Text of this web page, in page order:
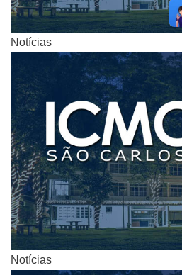
Notícias
Notícias